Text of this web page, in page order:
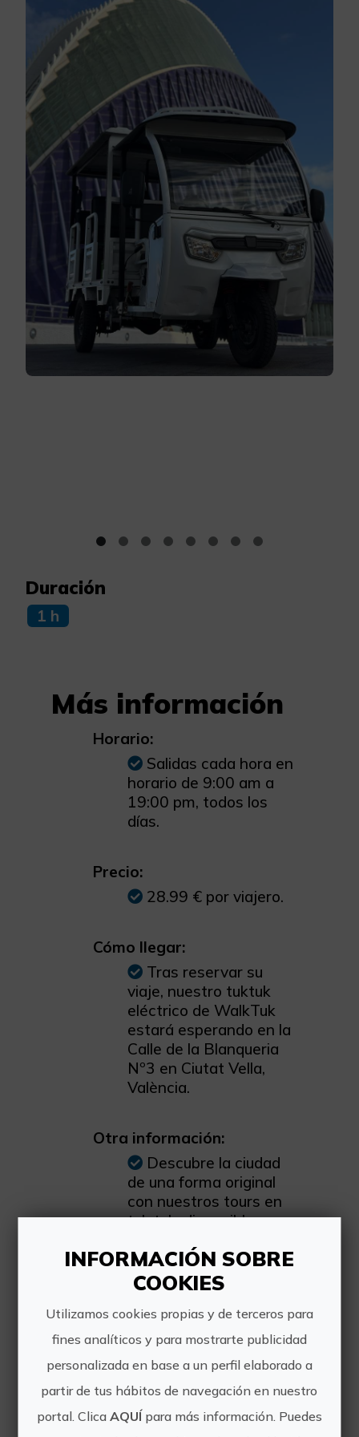
Duración
1 h
Más información
Horario:
Salidas cada hora en
horario de 9:00 am a
19:00 pm, todos los
días.
Precio:
28.99 € por viajero.
Cómo llegar:
Tras reservar su
viaje, nuestro tuktuk
eléctrico de WalkTuk
estará esperando en la
Calle de la Blanqueria
Nº3 en Ciutat Vella,
València.
Otra información:
Descubre la ciudad
de una forma original
con nuestros tours en
tuk tuk, disponibles
privado como en grupo.
Solo tienes que
de nuestra web para
reservar tu experiencia.
Somos la empresa de
tuktuk con mayor
crecimiento en 2025,
destacando por ofrecer
experiencias de alta
INFORMACIÓN SOBRE
COOKIES
Utilizamos cookies propias y de terceros para
fines analíticos y para mostrarte publicidad
personalizada en base a un perfil elaborado a
partir de tus hábitos de navegación en nuestro
portal. Clica AQUÍpara más información. Puedes